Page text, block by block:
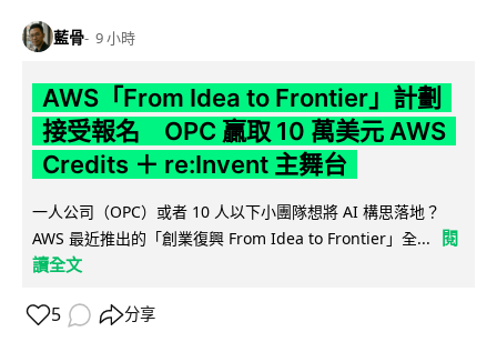
藍骨 9 小時
AWS「From Idea to Frontier」計劃
接受報名 OPC 贏取 10 萬美元 AWS
Credits ＋ re:Invent 主舞台
一人公司（OPC）或者 10 人以下小團隊想將 AI 構思落地？
AWS 最近推出的「創業復興 From Idea to Frontier」全...
閱
讀全文
5 分享